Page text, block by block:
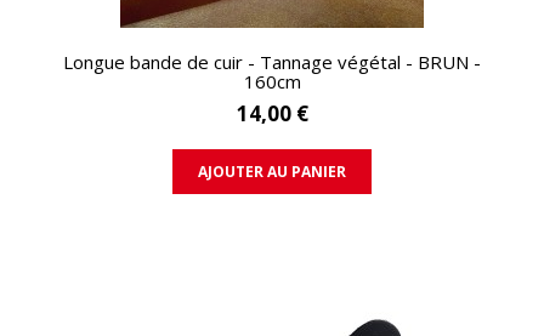
APERÇU RAPIDE
Longue bande de cuir - Tannage végétal - BRUN -
160cm
14,00 €
AJOUTER AU PANIER